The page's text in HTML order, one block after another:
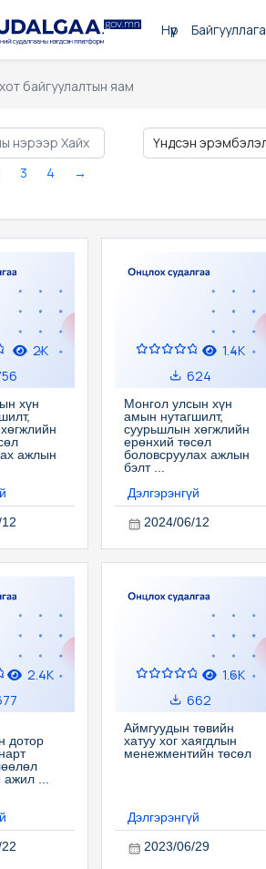
Нүүр Байгууллага
байгуулалтын яам
3 4 →
2K
хүн
ажлын
1.4K
624
Монгол улсын хүн
амын нутагшилт,
суурьшлын хөгжлийн
ерөнхий төсөл
боловсруулах ажлын
бэлт ...
Дэлгэрэнгүй
2024/06/12
2.4K
дотор
...
1.6K
662
Аймгуудын төвийн
хатуу хог хаягдлын
менежментийн төсөл
Дэлгэрэнгүй
2023/06/29